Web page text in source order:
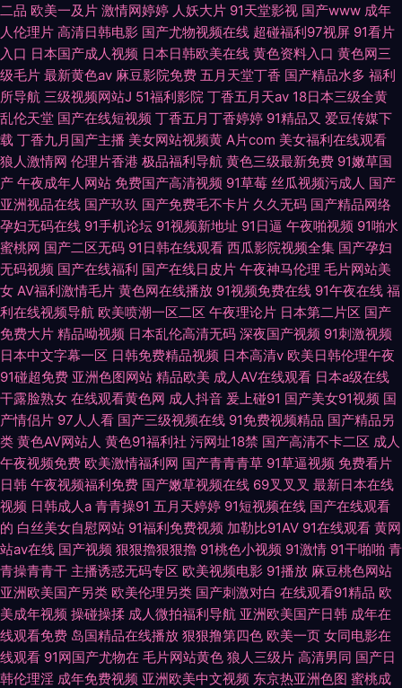
二品 欧美一及片 激情网婷婷 人妖大片 91天堂影视 国产www 成年
人伦理片 高清日韩电影 国产尤物视频在线 超碰福利97视屏 91看片
入口 日本国产成人视频 日本日韩欧美在线 黄色资料入口 黄色网三
级毛片 最新黄色av 麻豆影院免费 五月天堂丁香 国产精品水多 福利
所导航 三级视频网站J 51福利影院 丁香五月天av 18日本三级全黄
乱伦天堂 国产在线短视频 丁香五月丁香婷婷 91精品又 爱豆传媒下
载 丁香九月国产主播 美女网站视频黄 A片com 美女福利在线观看
狼人激情网 伦理片香港 极品福利导航 黄色三级最新免费 91嫩草国
产 午夜成年人网站 免费国产高清视频 91草莓 丝瓜视频污成人 国产
亚洲视品在线 国产玖玖 国产免费毛不卡片 久久无码 国产精品网络
孕妇无码在线 91手机论坛 91视频新地址 91日逼 午夜啪视频 91啪水
蜜桃网 国产二区无码 91日韩在线观看 西瓜影院视频全集 国产孕妇
无码视频 国产在线福利 国产在线日皮片 午夜神马伦理 毛片网站美
女 AV福利激情毛片 黄色网在线播放 91视频免费在线 91午夜在线 福
利在线视频导航 欧美喷潮一区二区 午夜理论片 日本第二片区 国产
免费大片 精品呦视频 日本乱伦高清无码 深夜国产视频 91刺激视频
日本中文字幕一区 日韩免费精品视频 日本高清v 欧美日韩伦理午夜
91碰超免费 亚洲色图网站 精品欧美 成人AV在线观看 日本a级在线
干露脸熟女 在线观看黄色网 成人抖音 爰上碰91 国产美女91视频 国
产情侣片 97人人看 国产三级视频在线 91免费视频精品 国产精品另
类 黄色AV网站人 黄色91福利社 污网址18禁 国产高清不卡二区 成人
午夜视频免费 欧美激情福利网 国产青青青草 91草逼视频 免费看片
日韩 午夜视频福利免费 国产嫩草视频在线 69叉叉叉 最新日本在线
视频 日韩成人a 青青操91 五月天婷婷 91短视频在线 国产在线观看
的 白丝美女自慰网站 91福利免费视频 加勒比91AV 91在线观看 黄网
站av在线 国产视频 狠狠擼狠狠擼 91桃色小视频 91激情 91干啪啪 青
青操青青干 主播诱惑无码专区 欧美视频电影 91播放 麻豆桃色网站
亚洲欧美国产另类 欧美伦理另类 国产刺激对白 在线观看91精品 欧
美成年视频 操碰操揉 成人微拍福利导航 亚洲欧美国产日韩 成年在
线观看免费 岛国精品在线播放 狠狠撸第四色 欧美一页 女同电影在
线观看 91网国产尤物在 毛片网站黄色 狼人三级片 高清男同 国产日
韩伦理淫 成年免费视频 亚洲欧美中文视频 东京热亚洲色图 蜜桃成